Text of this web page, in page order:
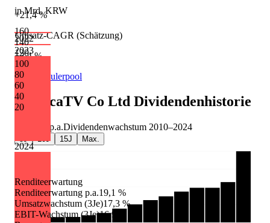
2022
2023
2024
in Mrd. KRW
160
140
120
100
80
60
40
20
Renditeerwartung
Renditeerwartung p.a.19,1 %
Umsatzwachstum (3Je)17,3 %
EBIT-Wachstum (3Je)16,9 %
+21,4 %
Umsatz-CAGR (Schätzung)
+3,4 %
Quelle: Eulerpool
AfreecaTV Co Ltd Dividendenhistorie
p.a.Dividendenwachstum 2010–2024
5J 10J 15J Max.